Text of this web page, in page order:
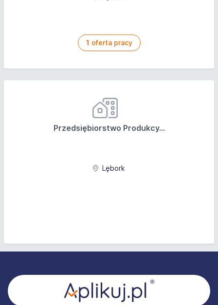
1 oferta pracy
Przedsiębiorstwo Produkcy...
Lębork